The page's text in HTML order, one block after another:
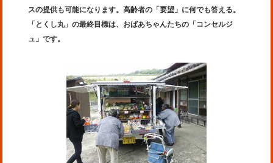
スの提供も可能になります。高齢者の「要望」に何でも答える。
「とくし丸」の最終目標は、おばあちゃんたちの「コンセルジ
ュ」です。